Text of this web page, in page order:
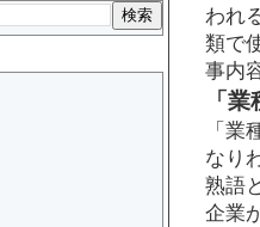
われ
類で
事内
「
「業
なり
熟語
企業